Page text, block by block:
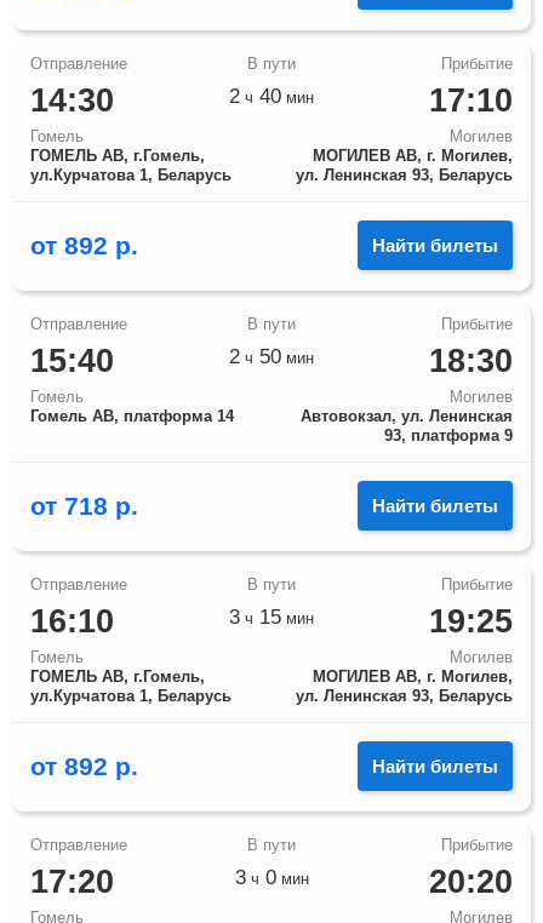
14:30
Гомель
ГОМЕЛЬ АВ, г.Гомель,
ул.Курчатова 1, Беларусь
17:10
Могилев
МОГИЛЕВ АВ, г. Могилев,
ул. Ленинская 93, Беларусь
2 ч 40 мин
от 892 р. Найти билеты
15:40
Гомель
Гомель АВ, платформа 14
18:30
Могилев
Автовокзал, ул. Ленинская
93, платформа 9
2 ч 50 мин
от 718 р. Найти билеты
16:10
Гомель
ГОМЕЛЬ АВ, г.Гомель,
ул.Курчатова 1, Беларусь
19:25
Могилев
МОГИЛЕВ АВ, г. Могилев,
ул. Ленинская 93, Беларусь
3 ч 15 мин
от 892 р. Найти билеты
17:20
Гомель
20:20
Могилев
3ч 0мин